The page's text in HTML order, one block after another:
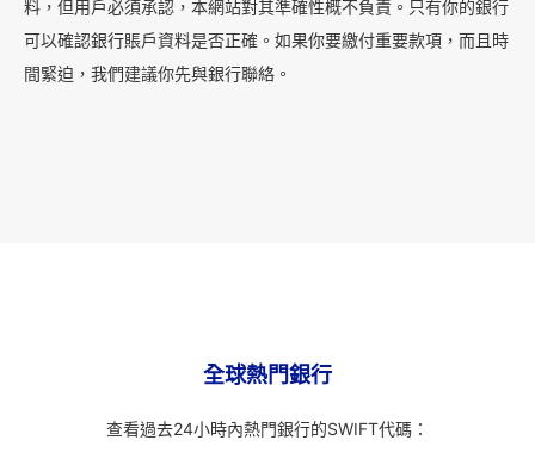
料，但用戶必須承認，本網站對其準確性概不負責。只有你的銀行
可以確認銀行賬戶資料是否正確。如果你要繳付重要款項，而且時
間緊迫，我們建議你先與銀行聯絡。
全球熱門銀行
查看過去24小時內熱門銀行的SWIFT代碼：